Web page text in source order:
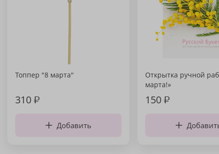
Топпер "8 марта"
310₽
Добавить
Открытка ручной
марта!»
150₽